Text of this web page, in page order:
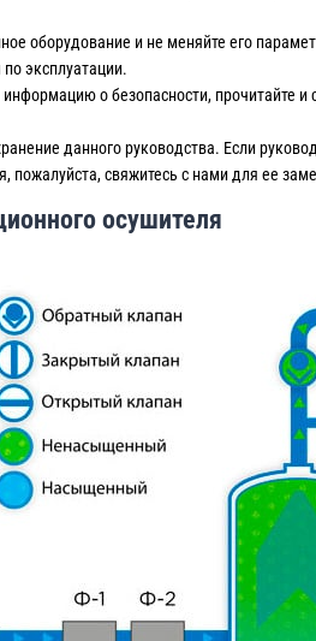
оборудование и не меняйте его
эксплуатации.
о безопасности, прочитайте и
данного руководства. Если
пожалуйста, свяжитесь с нами для ее
осушителя